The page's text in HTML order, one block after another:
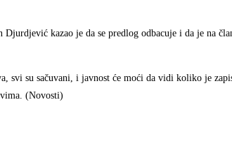
kazao je da se predlog odbacuje i da je na
svi su sačuvani, i javnost će moći da vidi koliko je
(Novosti)